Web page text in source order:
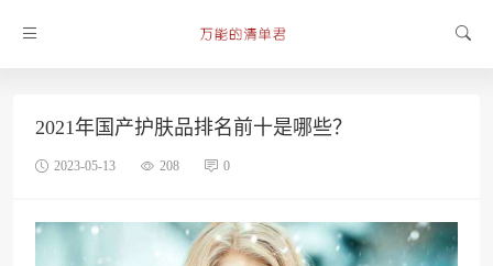
2021年国产护肤品排名前十是哪些？
2023-05-13 208 0